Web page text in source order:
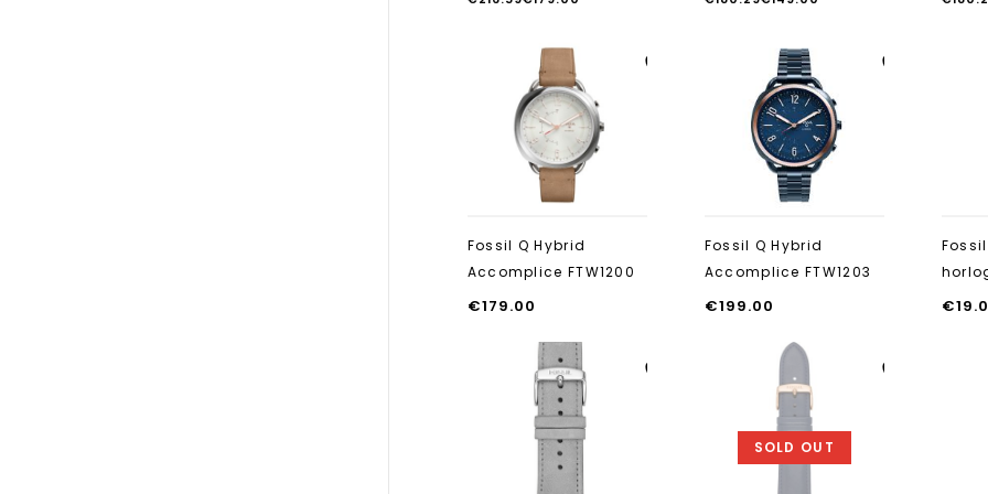
Fossil Q Hybrid
Accomplice FTW1200
€179.00
Fossil Q Hybrid
Accomplice FTW1203
€199.00 €
SOLD OUT